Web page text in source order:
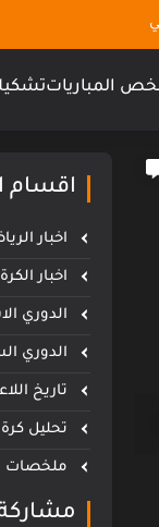
المباريات
اقسام
اخبار
اخبار
الدوري
الدوري
تاريخ
تحليل
ملخصات